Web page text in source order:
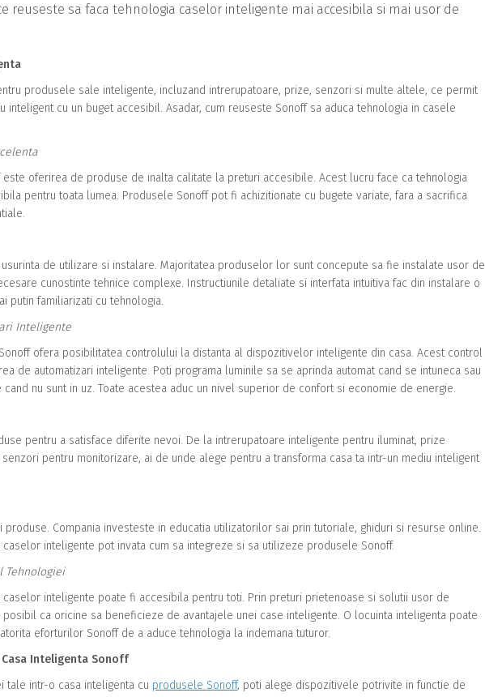
reuseste sa faca tehnologia caselor inteligente mai accesibila si mai usor de
produsele sale inteligente, incluzand intrerupatoare, prize, senzori si multe altele, ce permit
inteligent cu un buget accesibil. Asadar, cum reuseste Sonoff sa aduca tehnologia in casele
oferirea de produse de inalta calitate la preturi accesibile. Acest lucru face ca tehnologia
pentru toata lumea. Produsele Sonoff pot fi achizitionate cu bugete variate, fara a sacrifica
de utilizare si instalare. Majoritatea produselor lor sunt concepute sa fie instalate usor de
cunostinte tehnice complexe. Instructiunile detaliate si interfata intuitiva fac din instalare o
putin familiarizati cu tehnologia.
Inteligente
ofera posibilitatea controlului la distanta al dispozitivelor inteligente din casa. Acest control
de automatizari inteligente. Poti programa luminile sa se aprinda automat cand se intuneca sau
nu sunt in uz. Toate acestea aduc un nivel superior de confort si economie de energie.
pentru a satisface diferite nevoi. De la intrerupatoare inteligente pentru iluminat, prize
pentru monitorizare, ai de unde alege pentru a transforma casa ta intr-un mediu inteligent
Compania investeste in educatia utilizatorilor sai prin tutoriale, ghiduri si resurse online.
inteligente pot invata cum sa integreze si sa utilizeze produsele Sonoff.
Tehnologiei
inteligente poate fi accesibila pentru toti. Prin preturi prietenoase si solutii usor de
ca oricine sa beneficieze de avantajele unei case inteligente. O locuinta inteligenta poate
eforturilor Sonoff de a aduce tehnologia la indemana tuturor.
Inteligenta Sonoff
tale intr-o casa inteligenta cu produsele Sonoff, poti alege dispozitivele potrivite in functie de